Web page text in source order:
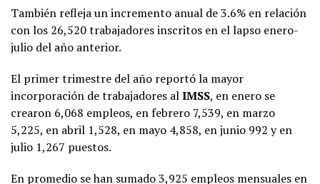
También refleja un incremento anual de 3.6% en relación
con los 26,520 trabajadores inscritos en el lapso enero-
julio del año anterior.
El primer trimestre del año reportó la mayor
incorporación de trabajadores alIMSS, en enero se
crearon 6,068 empleos, en febrero 7,539, en marzo
5,225, en abril 1,528, en mayo 4,858, en junio 992 y en
julio 1,267 puestos.
En promedio se han sumado 3,925 empleos mensuales en